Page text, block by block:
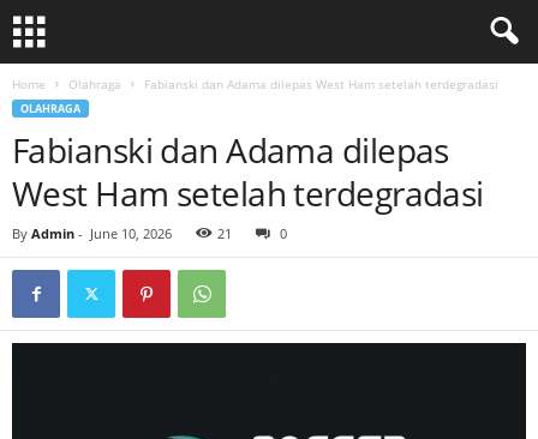
Home Olahraga Fabianski dan Adama dilepas West Ham setelah terdegradasi
OLAHRAGA
Fabianski dan Adama dilepas
West Ham setelah terdegradasi
By Admin - June 10, 2026 21 0